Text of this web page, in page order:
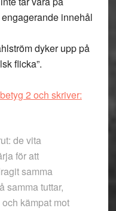
innehål
dyker upp på
flicka”.
2 och skriver:
de vita
för att
samma
samma tuttar,
kämpat mot